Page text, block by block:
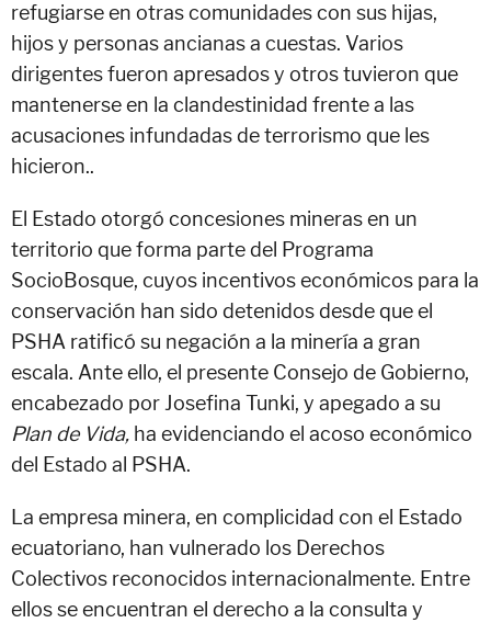
refugiarse en otras comunidades con sus hijas,
hijos y personas ancianas a cuestas. Varios
dirigentes fueron apresados y otros tuvieron que
mantenerse en la clandestinidad frente a las
acusaciones infundadas de terrorismo que les
hicieron..
El Estado otorgó concesiones mineras en un
territorio que forma parte del Programa
SocioBosque, cuyos incentivos económicos para la
conservación han sido detenidos desde que el
PSHA ratificó su negación a la minería a gran
escala. Ante ello, el presente Consejo de Gobierno,
encabezado por Josefina Tunki, y apegado a su
Plan de Vida, ha evidenciando el acoso económico
del Estado al PSHA.
La empresa minera, en complicidad con el Estado
ecuatoriano, han vulnerado los Derechos
Colectivos reconocidos internacionalmente. Entre
ellos se encuentran el derecho a la consulta y